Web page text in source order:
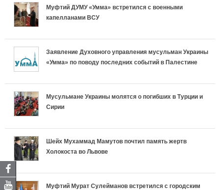
Муфтий ДУМУ «Умма» встретился с военными
капелланами ВСУ
Заявление Духовного управления мусульман Украины
«Умма» по поводу последних событий в Палестине
Мусульмане Украины молятся о погибших в Турции и
Сирии
Шейх Мухаммад Мамутов почтил память жертв
Холокоста во Львове
Муфтий Мурат Сулейманов встретился с городским